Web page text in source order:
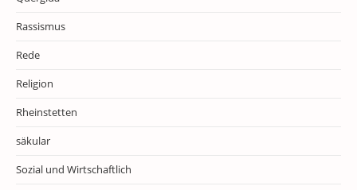
Rassismus
Rede
Religion
Rheinstetten
säkular
Sozial und Wirtschaftlich